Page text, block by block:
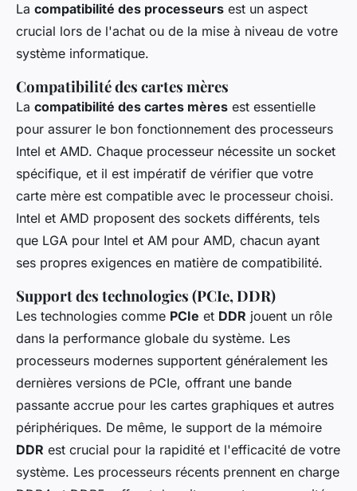
La compatibilité des processeurs est un aspect
crucial lors de l'achat ou de la mise à niveau de votre
système informatique.
Compatibilité des cartes mères
La compatibilité des cartes mères est essentielle
pour assurer le bon fonctionnement des processeurs
Intel et AMD. Chaque processeur nécessite un socket
spécifique, et il est impératif de vérifier que votre
carte mère est compatible avec le processeur choisi.
Intel et AMD proposent des sockets différents, tels
que LGA pour Intel et AM pour AMD, chacun ayant
ses propres exigences en matière de compatibilité.
Support des technologies (PCIe, DDR)
Les technologies comme PCIe et DDR jouent un rôle
dans la performance globale du système. Les
processeurs modernes supportent généralement les
dernières versions de PCIe, offrant une bande
passante accrue pour les cartes graphiques et autres
périphériques. De même, le support de la mémoire
DDR est crucial pour la rapidité et l'efficacité de votre
système. Les processeurs récents prennent en charge